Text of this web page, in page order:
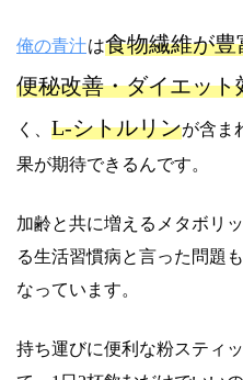
俺の青汁は食物繊維が
便秘改善・ダイエット
く、 L-シトルリンが含ま
果が期待できるんです。
加齢と共に増えるメタボリ
る生活習慣病と言った問題
なっています。
持ち運びに便利な粉スティ